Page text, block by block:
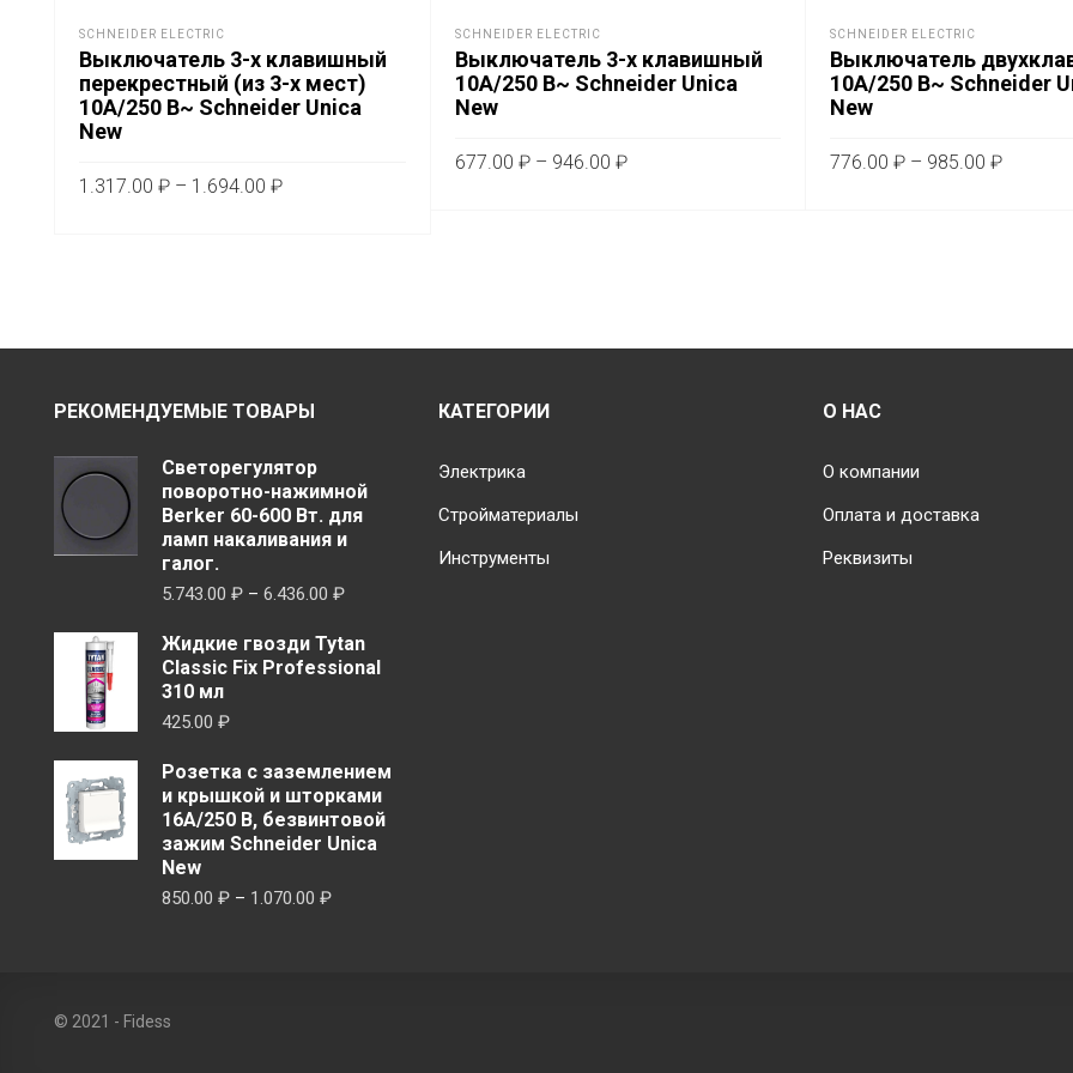
SCHNEIDER ELECTRIC
Выключатель 3-х клавишный
перекрестный (из 3-х мест)
10А/250 В~ Schneider Unica
New
1.317.00 ₽ – 1.694.00 ₽Диапазон
вариаций.
можно
на
странице
товара.
SCHNEIDER ELECTRIC
Выключатель 3-х клавишный
10А/250 В~ Schneider Unica
New
677.00 ₽ – 946.00 ₽Диапазон
Опции
SCHNEIDER ELECTRIC
Выключатель
10А/250 В~ Schneider
New
776.00 ₽ – 985.00 ₽
РЕКОМЕНДУЕМЫЕ ТОВАРЫ
Светорегулятор
поворотно-нажимной
Berker 60-600 Вт. для
ламп накаливания и
галог.
5.743.00 ₽ – 6.436.00 ₽Диапазон
5.743.00 ₽
–
Жидкие гвозди Tytan
Classic Fix Professional
310 мл
425.00 ₽
Розетка с заземлением
и крышкой и шторками
16A/250 В, безвинтовой
зажим Schneider Unica
New
850.00 ₽ – 1.070.00 ₽Диапазон
КАТЕГОРИИ
Электрика
Стройматериалы
Инструменты
О НАС
О компании
Оплата и доставка
Реквизиты
© 2021 - Fidess